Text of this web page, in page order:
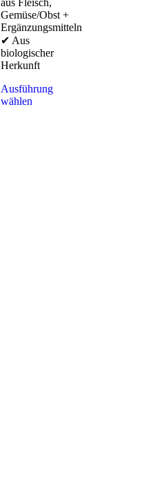
Gemüse/Obst +
Ergänzungsmitteln
✔ Aus
biologischer
Herkunft
Ausführung
wählen